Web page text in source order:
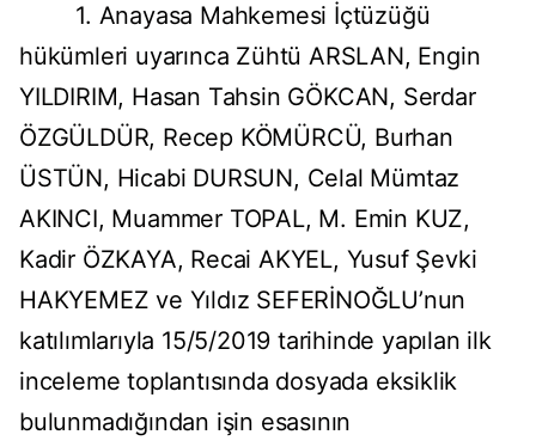
1. Anayasa Mahkemesi İçtüzüğü
hükümleri uyarınca Zühtü ARSLAN, Engin
YILDIRIM, Hasan Tahsin GÖKCAN, Serdar
ÖZGÜLDÜR, Recep KÖMÜRCÜ, Burhan
ÜSTÜN, Hicabi DURSUN, Celal Mümtaz
AKINCI, Muammer TOPAL, M. Emin KUZ,
Kadir ÖZKAYA, Recai AKYEL, Yusuf Şevki
HAKYEMEZ ve Yıldız SEFERİNOĞLU’nun
katılımlarıyla 15/5/2019 tarihinde yapılan ilk
inceleme toplantısında dosyada eksiklik
bulunmadığından işin esasının